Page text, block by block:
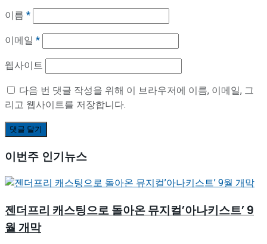
이름 *
이메일 *
웹사이트
다음 번 댓글 작성을 위해 이 브라우저에 이름, 이메일, 그
리고 웹사이트를 저장합니다.
이번주 인기뉴스
젠더프리 캐스팅으로 돌아온 뮤지컬’아나키스트’ 9
월 개막